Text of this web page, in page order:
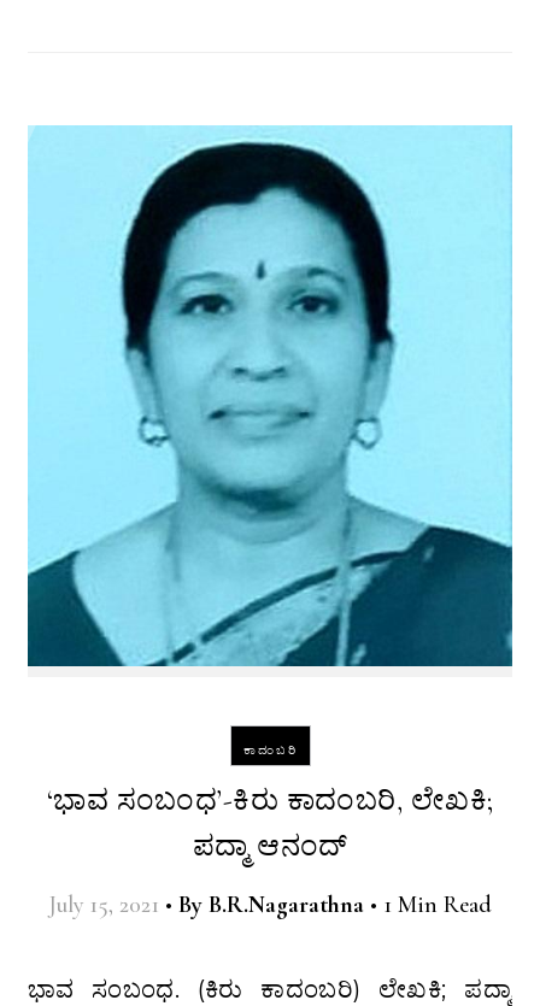
ಕಾದಂಬರಿ
‘ಭಾವ ಸಂಬಂಧ’-ಕಿರು ಕಾದಂಬರಿ, ಲೇಖಕಿ;
ಪದ್ಮಾ ಆನಂದ್
July 15, 2021 • By B.R.Nagarathna • 1 Min Read
ಭಾವ ಸಂಬಂಧ. (ಕಿರು ಕಾದಂಬರಿ) ಲೇಖಕಿ; ಪದ್ಮಾ